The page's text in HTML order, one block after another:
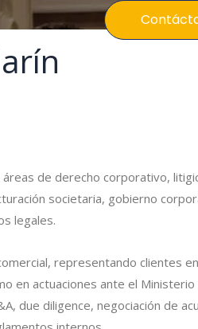
de derecho corporativo,
societaria, gobierno
legales.
representando clientes
en actuaciones ante el
due diligence, negociación de